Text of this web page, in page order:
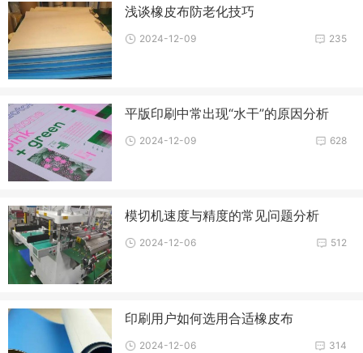
浅谈橡皮布防老化技巧
235
2024-12-09
平版印刷中常出现“水干”的原因分析
628
2024-12-09
模切机速度与精度的常见问题分析
512
2024-12-06
印刷用户如何选用合适橡皮布
314
2024-12-06